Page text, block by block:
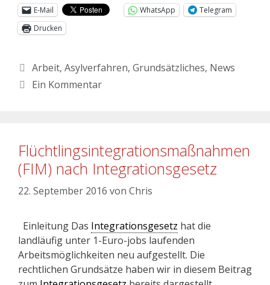
E-Mail
WhatsApp
Telegram
Drucken
Arbeit, Asylverfahren, Grundsätzliches, News
Ein Kommentar
Flüchtlingsintegrationsmaßnahmen
(FIM) nach Integrationsgesetz
22. September 2016 von Chris
Einleitung Das Integrationsgesetz hat die
landläufig unter 1-Euro-jobs laufenden
Arbeitsmöglichkeiten neu aufgestellt. Die
rechtlichen Grundsätze haben wir in diesem Beitrag